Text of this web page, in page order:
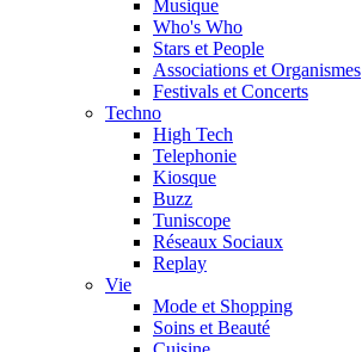
Musique
Who's Who
Stars et People
Associations et Organismes
Festivals et Concerts
Techno
High Tech
Telephonie
Kiosque
Buzz
Tuniscope
Réseaux Sociaux
Replay
Vie
Mode et Shopping
Soins et Beauté